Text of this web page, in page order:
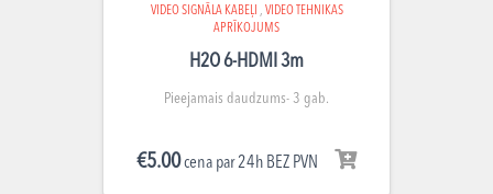
VIDEO SIGNĀLA KABEĻI , VIDEO TEHNIKAS
APRĪKOJUMS
H2O 6-HDMI 3m
Pieejamais daudzums- 3 gab.
€5.00cena par 24h BEZ PVN